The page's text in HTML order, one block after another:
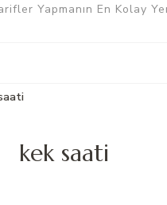
Yapmanın En Kolay
kek saati